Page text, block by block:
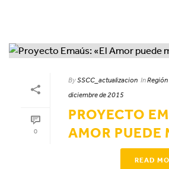
0
BySSCC_actualizacion In
diciembre de 2015
PROYECTO
AMOR PUEDE
READ